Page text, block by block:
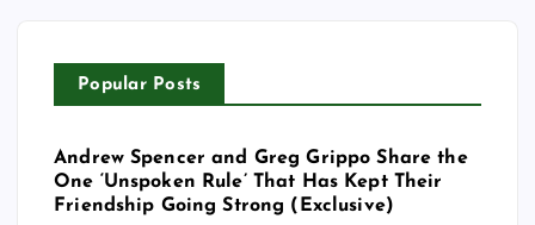
Popular Posts
Andrew Spencer and Greg Grippo Share the
One ‘Unspoken Rule’ That Has Kept Their
Friendship Going Strong (Exclusive)